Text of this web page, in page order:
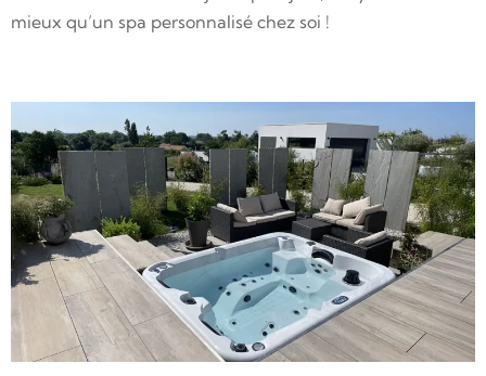
mieux qu’un spa personnalisé chez soi !